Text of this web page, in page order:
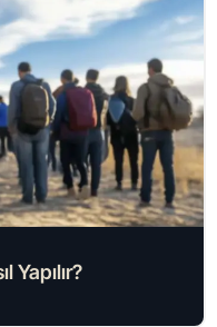
Yapılır?